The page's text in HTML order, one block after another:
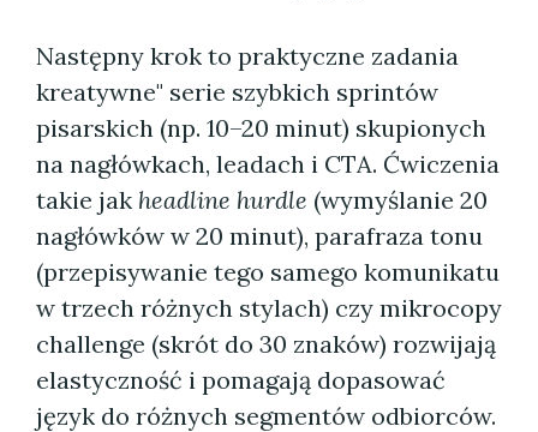
Następny krok to praktyczne zadania
kreatywne" serie szybkich sprintów
pisarskich (np. 10–20 minut) skupionych
na nagłówkach, leadach i CTA. Ćwiczenia
takie jak headline hurdle (wymyślanie 20
nagłówków w 20 minut), parafraza tonu
(przepisywanie tego samego komunikatu
w trzech różnych stylach) czy mikrocopy
challenge (skrót do 30 znaków) rozwijają
elastyczność i pomagają dopasować
język do różnych segmentów odbiorców.